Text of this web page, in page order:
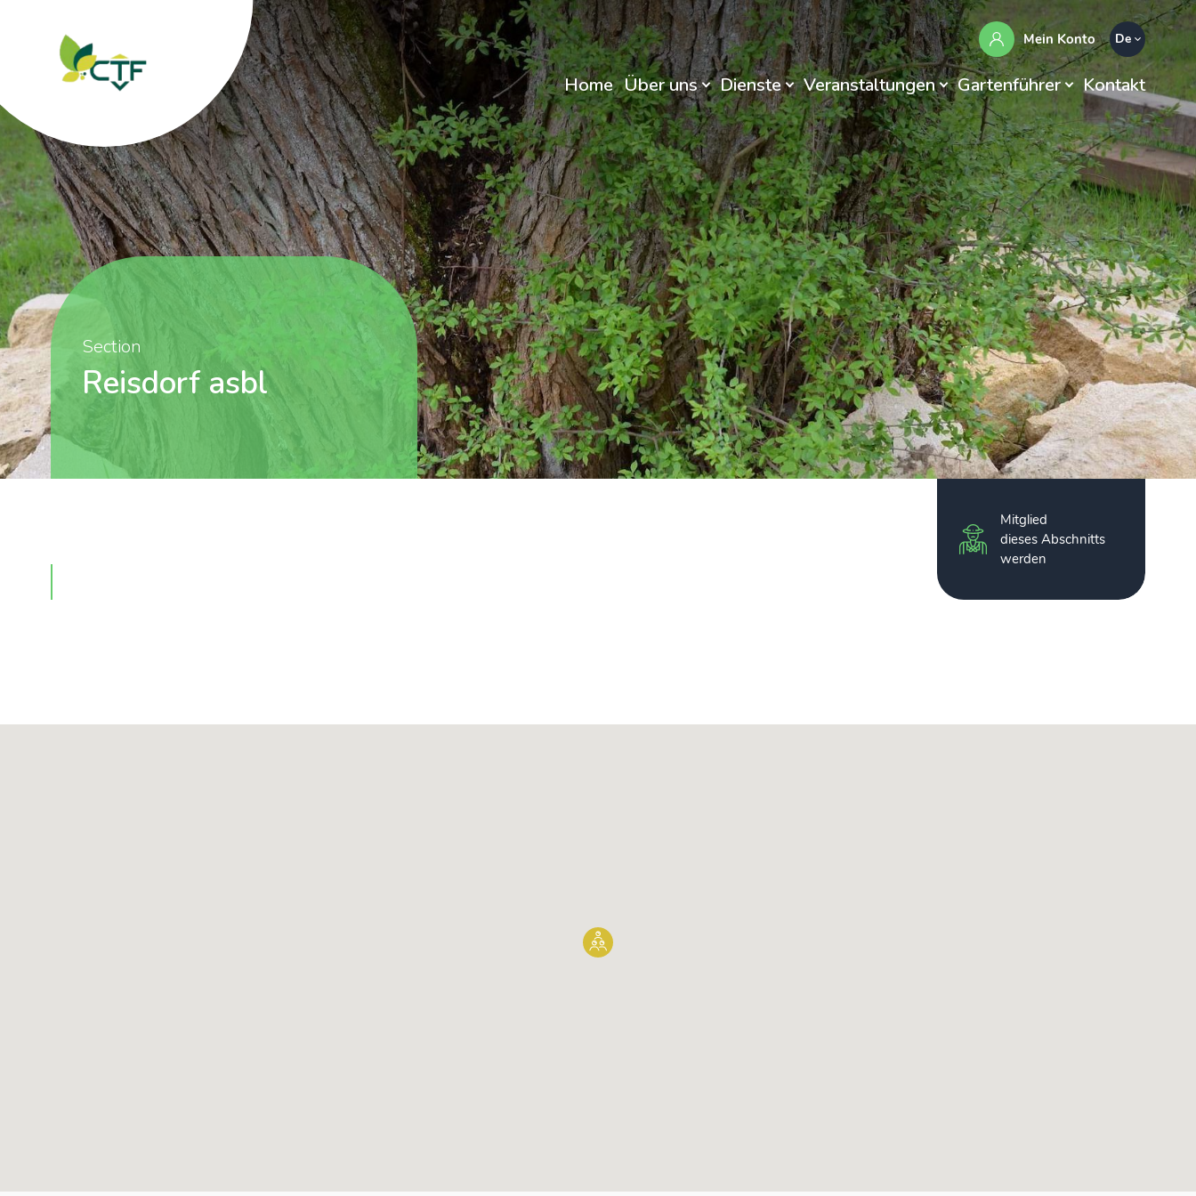
Mein Konto De
Home Über uns Dienste Veranstaltungen Gartenführer Kontakt
Section
Reisdorf asbl
Mitglied
dieses Abschnitts
werden